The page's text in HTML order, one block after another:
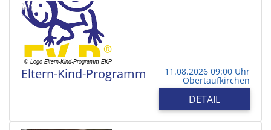
Eltern-Kind-Programm 11.08.2026 09:00 Uhr
Obertaufkirchen
DETAIL